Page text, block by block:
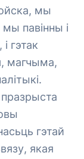
мы
павінны і
гэтак
магчыма,
гэтай
якая